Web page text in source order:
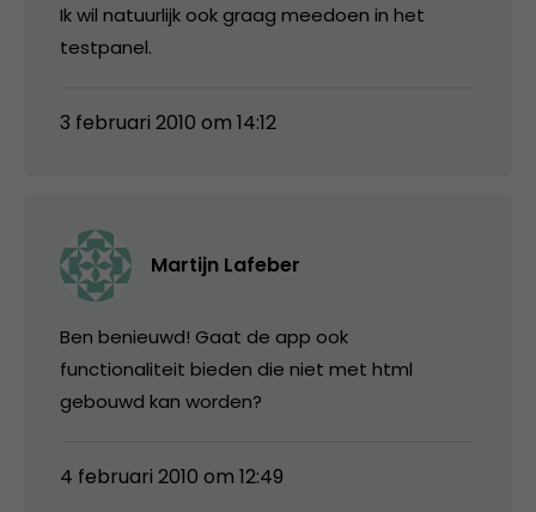
Ik wil natuurlijk ook graag meedoen in het
testpanel.
3 februari 2010 om 14:12
Martijn Lafeber
Ben benieuwd! Gaat de app ook
functionaliteit bieden die niet met html
gebouwd kan worden?
4 februari 2010 om 12:49